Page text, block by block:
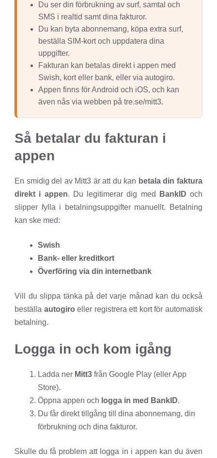
Du ser din förbrukning av surf, samtal och
SMS i realtid samt dina fakturor.
Du kan byta abonnemang, köpa extra surf,
beställa SIM-kort och uppdatera dina
uppgifter.
Fakturan kan betalas direkt i appen med
Swish, kort eller bank, eller via autogiro.
Appen finns för Android och iOS, och kan
även nås via webben på tre.se/mitt3.
Så betalar du fakturan i
appen
En smidig del av Mitt3 är att du kan betala din faktura
direkt i appen. Du legitimerar dig med BankID och
slipper fylla i betalningsuppgifter manuellt. Betalning
kan ske med:
Swish
Bank- eller kreditkort
Överföring via din internetbank
Vill du slippa tänka på det varje månad kan du också
beställa autogiro eller registrera ett kort för automatisk
betalning.
Logga in och kom igång
Ladda ner Mitt3 från Google Play (eller App
Store).
Öppna appen och logga in med BankID.
Du får direkt tillgång till dina abonnemang, din
förbrukning och dina fakturor.
Skulle du få problem att logga in i appen kan du även